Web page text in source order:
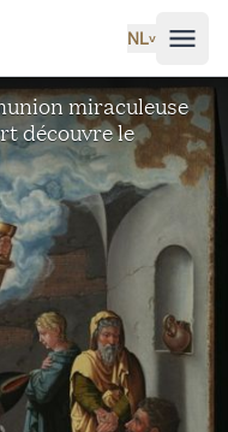
NL˅
miraculeuse
découvre le